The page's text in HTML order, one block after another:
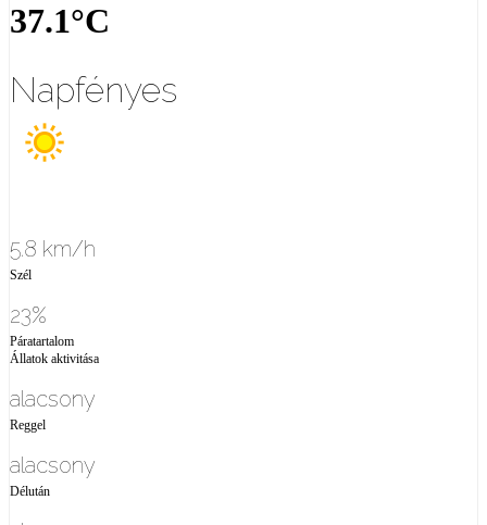
37.1°C
Napfényes
5.8 km/h
Szél
23%
Páratartalom
Állatok aktivitása
alacsony
Reggel
alacsony
Délután